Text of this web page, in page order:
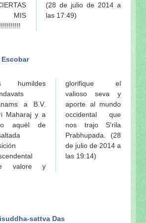
MIS
2014 a
las 17:49)
Escobar
humildes
a B.V.
Maharaj y a
aquél de
valore y
el
seva y
al mundo
que
trajo S'rila
(28
de 2014 a
las 19:14)
sattva Das